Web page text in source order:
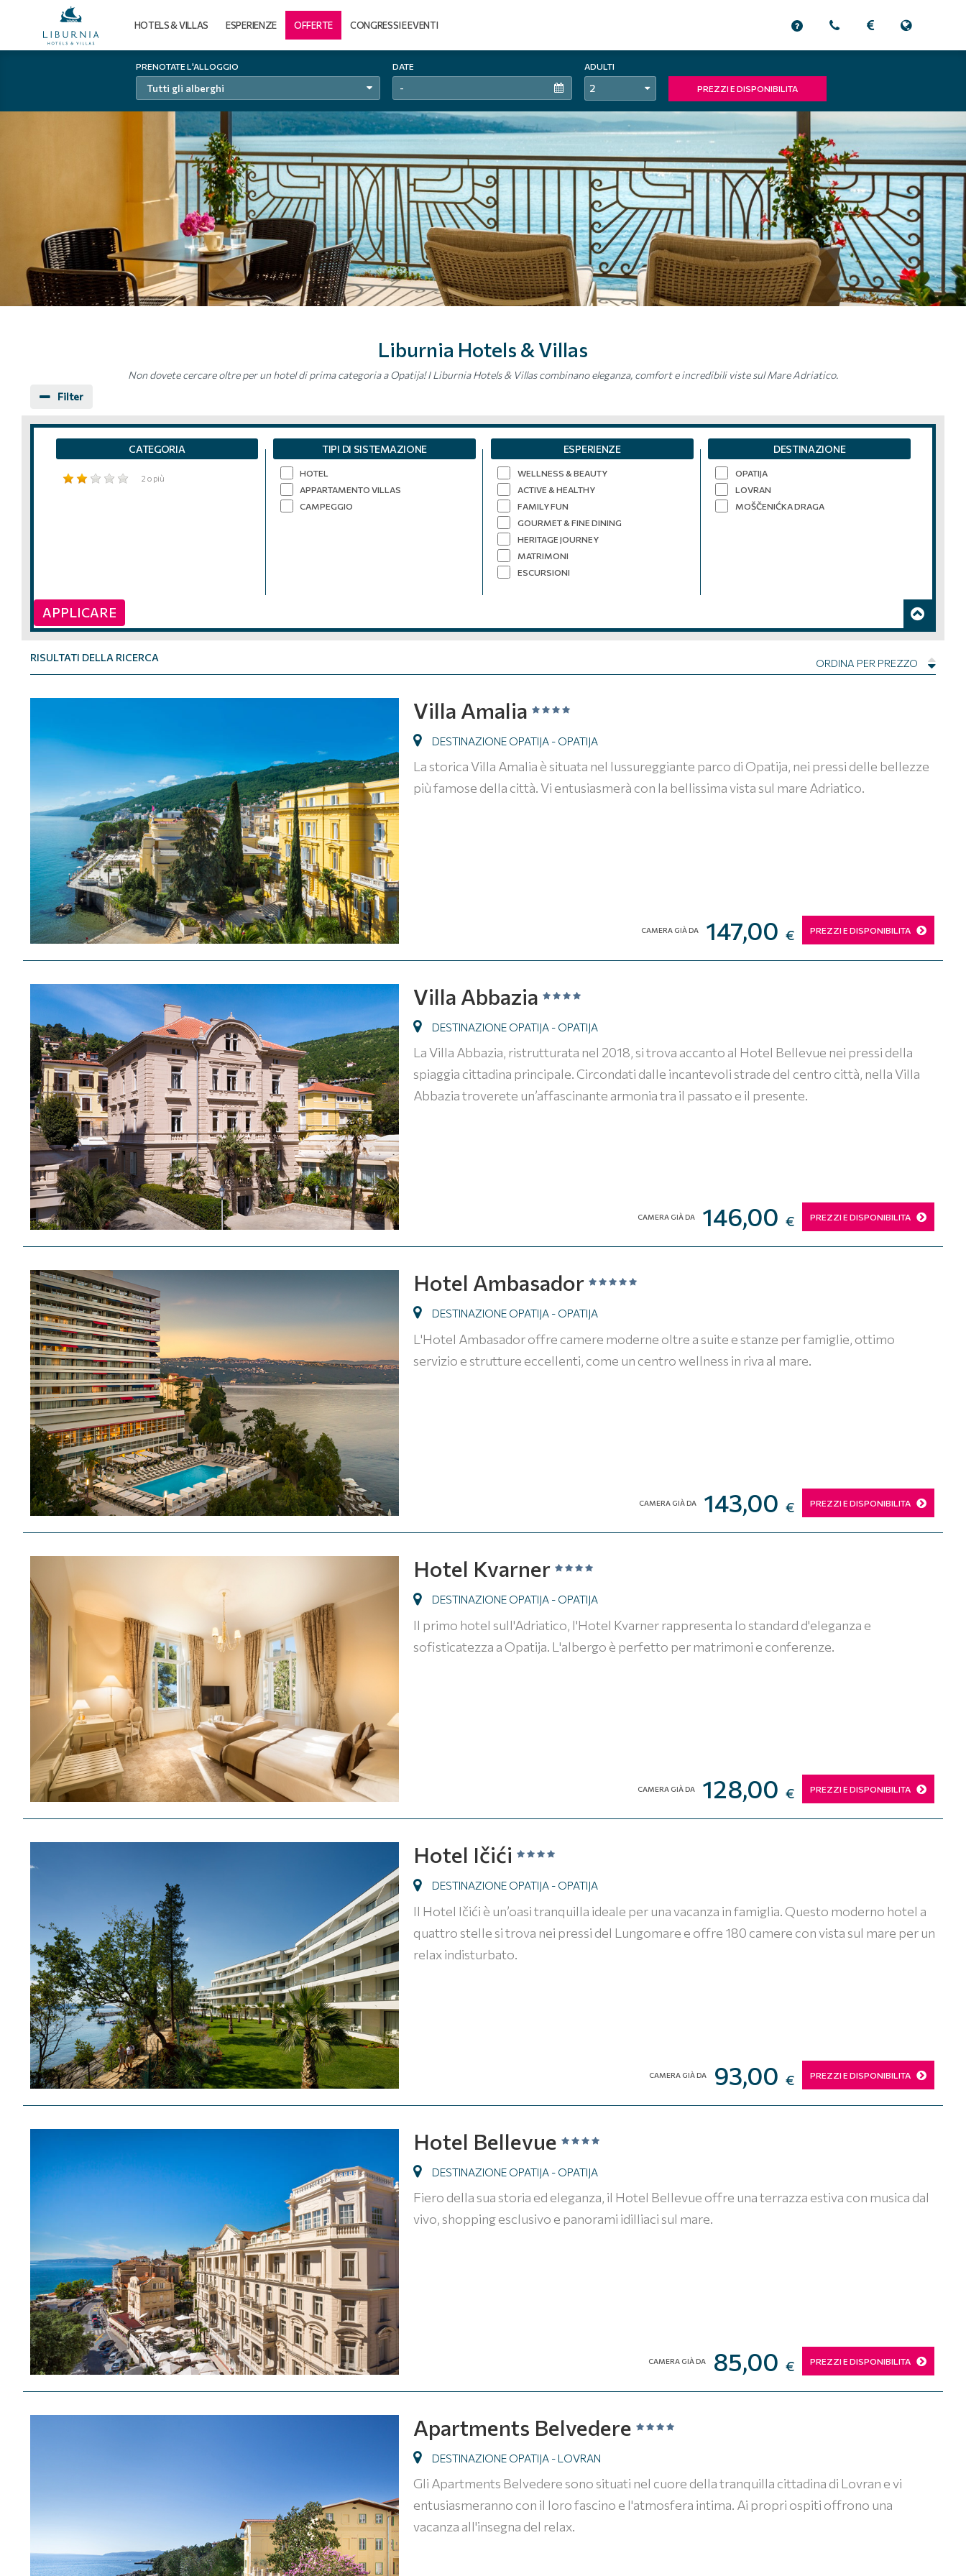
PRENOTATE L'ALLOGGIO
Tutti gli alberghi
DATE ADULTI
2 PREZZI E DISPONIBILITA
HOTELS & VILLAS ESPERIENZE OFFERTE CONGRESSI E EVENTI
Liburnia Hotels & Villas
Non dovete cercare oltre per un hotel di prima categoria a Opatija! I Liburnia Hotels & Villas combinano eleganza, comfort e incredibili viste sul Mare Adriatico.
Filter
CATEGORIA
2 o più
TIPI DI SISTEMAZIONE
HOTEL
APPARTAMENTO VILLAS
CAMPEGGIO
ESPERIENZE
WELLNESS & BEAUTY
ACTIVE & HEALTHY
FAMILY FUN
GOURMET & FINE DINING
HERITAGE JOURNEY
MATRIMONI
ESCURSIONI
DESTINAZIONE
OPATIJA
LOVRAN
MOŠČENIĆKA DRAGA
APPLICARE
RISULTATI DELLA RICERCA ORDINA PER PREZZO
Villa Amalia
DESTINAZIONE OPATIJA - OPATIJA
La storica Villa Amalia è situata nel lussureggiante parco di Opatija, nei pressi delle bellezze
più famose della città. Vi entusiasmerà con la bellissima vista sul mare Adriatico.
CAMERA GIÀ DA 147,00 € PREZZI E DISPONIBILITA
Villa Abbazia
DESTINAZIONE OPATIJA - OPATIJA
La Villa Abbazia, ristrutturata nel 2018, si trova accanto al Hotel Bellevue nei pressi della
spiaggia cittadina principale. Circondati dalle incantevoli strade del centro città, nella Villa
Abbazia troverete un’affascinante armonia tra il passato e il presente.
CAMERA GIÀ DA 146,00 € PREZZI E DISPONIBILITA
Hotel Ambasador
DESTINAZIONE OPATIJA - OPATIJA
L'Hotel Ambasador offre camere moderne oltre a suite e stanze per famiglie, ottimo
servizio e strutture eccellenti, come un centro wellness in riva al mare.
CAMERA GIÀ DA 143,00 € PREZZI E DISPONIBILITA
Hotel Kvarner
DESTINAZIONE OPATIJA - OPATIJA
Il primo hotel sull'Adriatico, l'Hotel Kvarner rappresenta lo standard d'eleganza e
sofisticatezza a Opatija. L'albergo è perfetto per matrimoni e conferenze.
CAMERA GIÀ DA 128,00 € PREZZI E DISPONIBILITA
Hotel Ičići
DESTINAZIONE OPATIJA - OPATIJA
Il Hotel Ičići è un’oasi tranquilla ideale per una vacanza in famiglia. Questo moderno hotel a
quattro stelle si trova nei pressi del Lungomare e offre 180 camere con vista sul mare per un
relax indisturbato.
CAMERA GIÀ DA 93,00 € PREZZI E DISPONIBILITA
Hotel Bellevue
DESTINAZIONE OPATIJA - OPATIJA
Fiero della sua storia ed eleganza, il Hotel Bellevue offre una terrazza estiva con musica dal
vivo, shopping esclusivo e panorami idilliaci sul mare.
CAMERA GIÀ DA 85,00 € PREZZI E DISPONIBILITA
Apartments Belvedere
DESTINAZIONE OPATIJA - LOVRAN
Gli Apartments Belvedere sono situati nel cuore della tranquilla cittadina di Lovran e vi
entusiasmeranno con il loro fascino e l'atmosfera intima. Ai propri ospiti offrono una
vacanza all'insegna del relax.